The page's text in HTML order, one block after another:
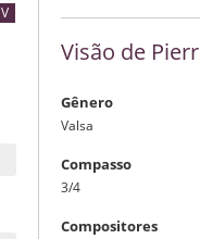
V
Visão de
Gênero
Valsa
Compasso
3/4
Compositores